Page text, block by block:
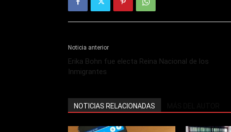
Noticia anterior
Erika Bohn fue electa Reina Nacional de los
Inmigrantes
NOTICIAS RELACIONADAS